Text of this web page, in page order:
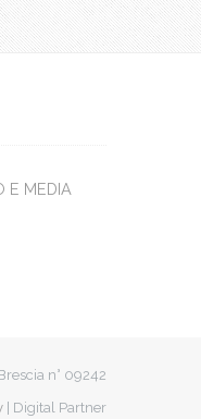
E MEDIA
n° 09242
| Digital Partner